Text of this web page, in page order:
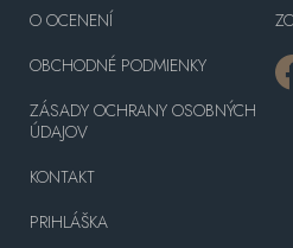
O OCENENÍ
OBCHODNÉ PODMIENKY
ZÁSADY OCHRANY OSOBNÝCH
ÚDAJOV
KONTAKT
PRIHLÁŠKA